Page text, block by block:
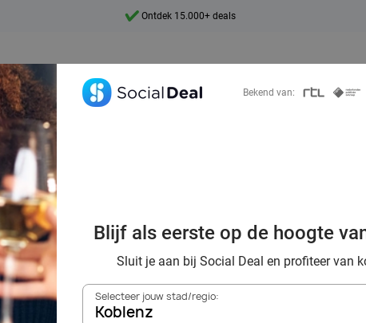
Ontdek 15.000+ deals
uit in regio
voor een
Bekend van:
Blijf als eerste op de hoogte
Sluit je aan bij Social Deal en profiteer van
Selecteer jouw stad/regio:
Koblenz